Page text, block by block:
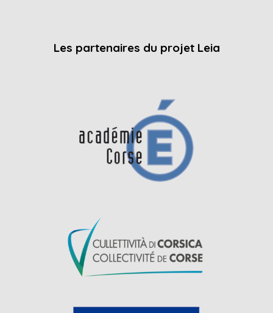
Les partenaires du projet Leia